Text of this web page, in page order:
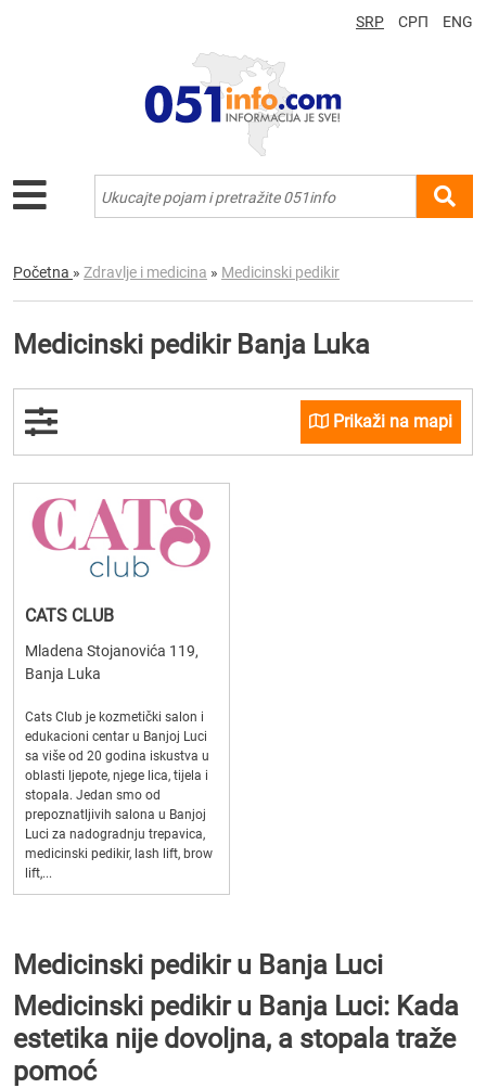
SRP СРП ENG
Početna » Zdravlje i medicina » Medicinski pedikir
Medicinski pedikir Banja Luka
Prikaži na mapi
CATS CLUB
Mladena Stojanovića 119,
Banja Luka
Cats Club je kozmetički salon i
edukacioni centar u Banjoj Luci
sa više od 20 godina iskustva u
oblasti ljepote, njege lica, tijela i
stopala. Jedan smo od
prepoznatljivih salona u Banjoj
Luci za nadogradnju trepavica,
medicinski pedikir, lash lift, brow
lift,...
Medicinski pedikir u Banja Luci
Medicinski pedikir u Banja Luci: Kada
estetika nije dovoljna, a stopala traže
pomoć